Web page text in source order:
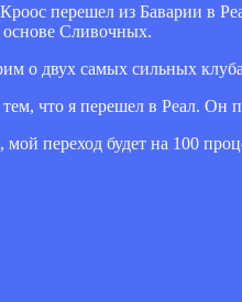
перешел из Баварии в
Сливочных.
о двух самых сильных
что я перешел в Реал. Он
мой переход будет на 100